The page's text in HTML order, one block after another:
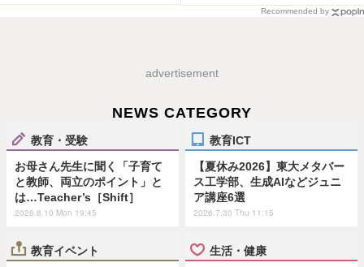
Recommended by
advertisement
NEWS CATEGORY
教育・受験
お母さん先生に聞く「子育て
と教師、両立のポイント」と
は…Teacher’s［Shift］
2026.8.10 Mon 19:45
教育ICT
【夏休み2026】東大メタバー
ス工学部、生成AIなどジュニ
ア講座6選
2026.7.30 Thu 11:15
教育イベント 生活・健康